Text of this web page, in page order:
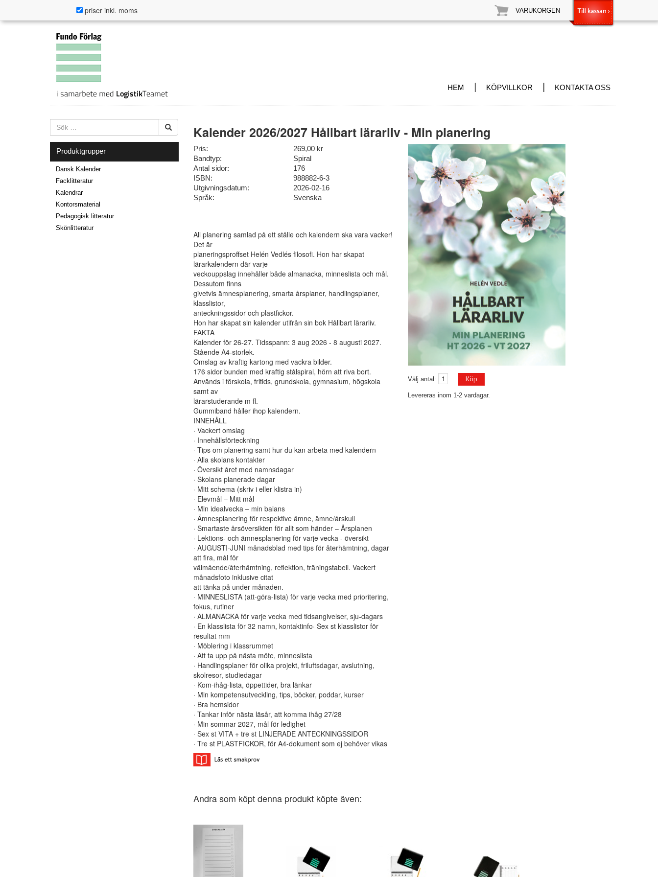
priser inkl. moms VARUKORGEN
HEM | KÖPVILLKOR | KONTAKTA OSS
Produktgrupper
Dansk Kalender
Facklitteratur
Kalendrar
Kontorsmaterial
Pedagogisk litteratur
Skönlitteratur
Kalender 2026/2027 Hållbart lärarliv - Min planering
Välj antal: Köp
Levereras inom 1-2 vardagar.
Pris:
269,00 kr
Bandtyp:
Spiral
Antal sidor:
176
ISBN:
988882-6-3
Utgivningsdatum:
2026-02-16
Språk:
Svenska
All planering samlad på ett ställe och kalendern ska vara vacker!
Det är
planeringsproffset Helén Vedlés filosofi. Hon har skapat
lärarkalendern där varje
veckouppslag innehåller både almanacka, minneslista och mål.
Dessutom finns
givetvis ämnesplanering, smarta årsplaner, handlingsplaner,
klasslistor,
anteckningssidor och plastfickor.
Hon har skapat sin kalender utifrån sin bok Hållbart lärarliv.
FAKTA
Kalender för 26-27. Tidsspann: 3 aug 2026 - 8 augusti 2027.
Stående A4-storlek.
Omslag av kraftig kartong med vackra bilder.
176 sidor bunden med kraftig stålspiral, hörn att riva bort.
Används i förskola, fritids, grundskola, gymnasium, högskola
samt av
lärarstuderande m fl.
Gummiband håller ihop kalendern.
INNEHÅLL
· Vackert omslag
· Innehållsförteckning
· Tips om planering samt hur du kan arbeta med kalendern
· Alla skolans kontakter
· Översikt året med namnsdagar
· Skolans planerade dagar
· Mitt schema (skriv i eller klistra in)
· Elevmål – Mitt mål
· Min idealvecka – min balans
· Ämnesplanering för respektive ämne, ämne/årskull
· Smartaste årsöversikten för allt som händer – Årsplanen
· Lektions- och ämnesplanering för varje vecka - översikt
· AUGUSTI-JUNI månadsblad med tips för återhämtning, dagar
att fira, mål för
välmående/återhämtning, reflektion, träningstabell. Vackert
månadsfoto inklusive citat
att tänka på under månaden.
· MINNESLISTA (att-göra-lista) för varje vecka med prioritering,
fokus, rutiner
· ALMANACKA för varje vecka med tidsangivelser, sju-dagars
· En klasslista för 32 namn, kontaktinfo· Sex st klasslistor för
resultat mm
· Möblering i klassrummet
· Att ta upp på nästa möte, minneslista
· Handlingsplaner för olika projekt, friluftsdagar, avslutning,
skolresor, studiedagar
· Kom-ihåg-lista, öppettider, bra länkar
· Min kompetensutveckling, tips, böcker, poddar, kurser
· Bra hemsidor
· Tankar inför nästa läsår, att komma ihåg 27/28
· Min sommar 2027, mål för ledighet
· Sex st VITA + tre st LINJERADE ANTECKNINGSSIDOR
· Tre st PLASTFICKOR, för A4-dokument som ej behöver vikas
Andra som köpt denna produkt köpte även: